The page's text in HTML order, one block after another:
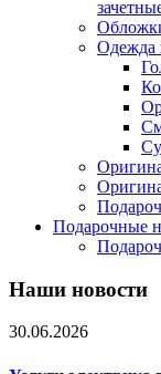
Одежда
Подарочные
Наши новости
30.06.2026